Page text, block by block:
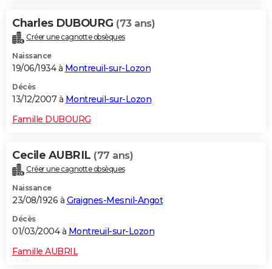
Charles DUBOURG (73 ans)
Créer une cagnotte obsèques
Naissance
19/06/1934 à Montreuil-sur-Lozon
Décès
13/12/2007 à Montreuil-sur-Lozon
Famille DUBOURG
Cecile AUBRIL (77 ans)
Créer une cagnotte obsèques
Naissance
23/08/1926 à Graignes-Mesnil-Angot
Décès
01/03/2004 à Montreuil-sur-Lozon
Famille AUBRIL